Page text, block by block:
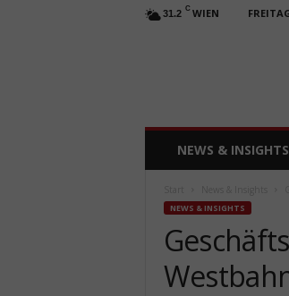
31.2 C WIEN
A
NEWS & INSIGHTS
NEWS & INSIGHTS